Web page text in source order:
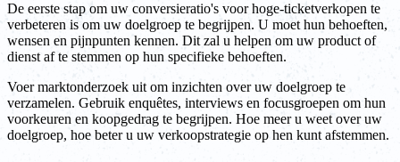
De eerste stap om uw conversieratio's voor hoge-ticketverkopen te
verbeteren is om uw doelgroep te begrijpen. U moet hun behoeften,
wensen en pijnpunten kennen. Dit zal u helpen om uw product of
dienst af te stemmen op hun specifieke behoeften.
Voer marktonderzoek uit om inzichten over uw doelgroep te
verzamelen. Gebruik enquêtes, interviews en focusgroepen om hun
voorkeuren en koopgedrag te begrijpen. Hoe meer u weet over uw
doelgroep, hoe beter u uw verkoopstrategie op hen kunt afstemmen.